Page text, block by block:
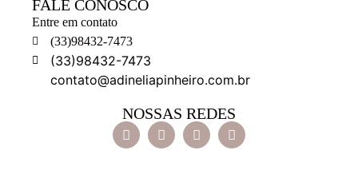
FALE CONOSCO
Entre em contato
(33)98432-7473
(33)98432-7473
contato@adineliapinheiro.com.br
NOSSAS REDES